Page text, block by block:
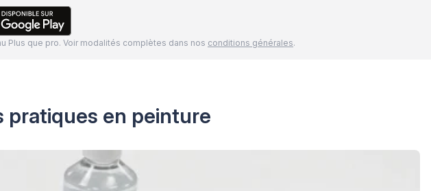
Plus que pro. Voir modalités complètes dans nos conditions générales.
pratiques en peinture